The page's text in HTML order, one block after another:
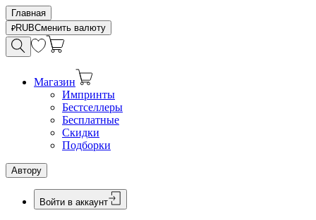
Главная
RUBСменить валюту
Магазин
Импринты
Бестселлеры
Бесплатные
Скидки
Подборки
Автору
Войти в аккаунт